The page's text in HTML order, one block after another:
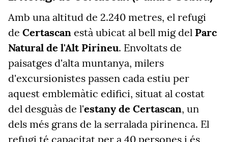
Amb una altitud de 2.240 metres, el refugi
de Certascan està ubicat al bell mig del Parc
Natural de l'Alt Pirineu. Envoltats de
paisatges d'alta muntanya, milers
d'excursionistes passen cada estiu per
aquest emblemàtic edifici, situat al costat
del desguàs de l'estany de Certascan, un
dels més grans de la serralada pirinenca. El
refugi té capacitat per a 40 persones i és